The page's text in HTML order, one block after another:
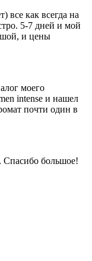
все как всегда на
5-7 дней и мой
и цены
моего
intense и нашел
почти один в
большое!